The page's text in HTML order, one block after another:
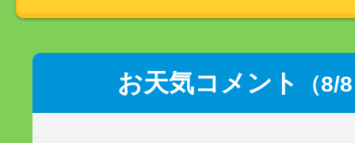
お天気コメント （8/